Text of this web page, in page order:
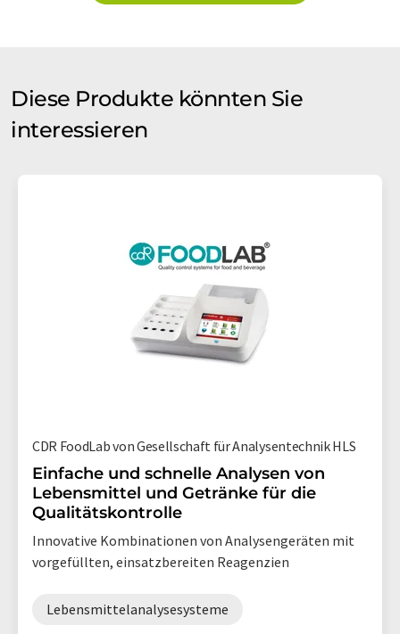
Diese Produkte könnten Sie
interessieren
CDR FoodLab von Gesellschaft für Analysentechnik HLS
Einfache und schnelle Analysen von
Lebensmittel und Getränke für die
Qualitätskontrolle
Innovative Kombinationen von Analysengeräten mit
vorgefüllten, einsatzbereiten Reagenzien
Lebensmittelanalysesysteme